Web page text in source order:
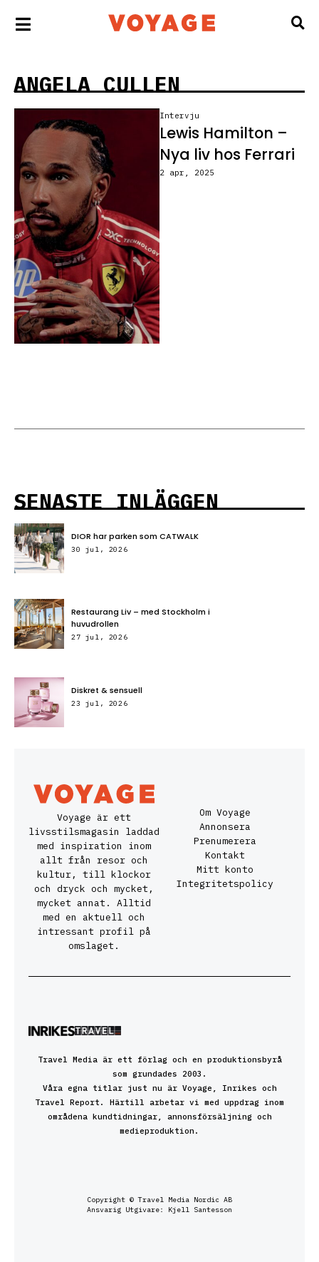
ANGELA CULLEN
Intervju
Lewis Hamilton –
Nya liv hos Ferrari
2 apr, 2025
SENASTE INLÄGGEN
DIOR har parken som CATWALK
30 jul, 2026
Restaurang Liv – med Stockholm i
huvudrollen
27 jul, 2026
Diskret & sensuell
23 jul, 2026
Voyage är ett
livsstilsmagasin laddad
med inspiration inom
allt från resor och
kultur, till klockor
och dryck och mycket,
mycket annat. Alltid
med en aktuell och
intressant profil på
omslaget.
Om Voyage
Annonsera
Prenumerera
Kontakt
Mitt konto
Integritetspolicy
Travel Media är ett förlag och en produktionsbyrå
som grundades 2003.
Våra egna titlar just nu är Voyage, Inrikes och
Travel Report. Härtill arbetar vi med uppdrag inom
områdena kundtidningar, annonsförsäljning och
medieproduktion.
Copyright © Travel Media Nordic AB
Ansvarig Utgivare: Kjell Santesson